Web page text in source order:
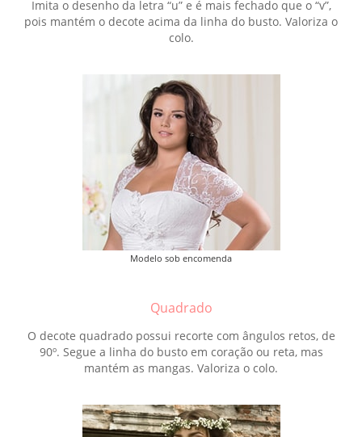
Imita o desenho da letra “u” e é mais fechado que o “v”,
pois mantém o decote acima da linha do busto. Valoriza o
colo.
Modelo sob encomenda
Quadrado
O decote quadrado possui recorte com ângulos retos, de
90º. Segue a linha do busto em coração ou reta, mas
mantém as mangas. Valoriza o colo.